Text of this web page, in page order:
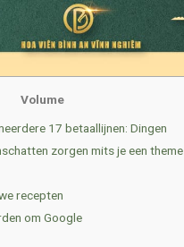
Volume
17 betaallijnen: Dingen
zorgen mits je een theme
recepten
om Google